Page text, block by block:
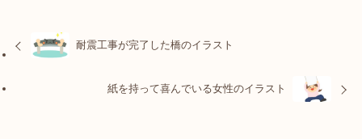
耐震工事が完了した橋のイラスト
紙を持って喜んでいる女性のイラスト